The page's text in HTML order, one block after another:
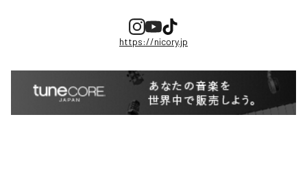
https://nicory.jp